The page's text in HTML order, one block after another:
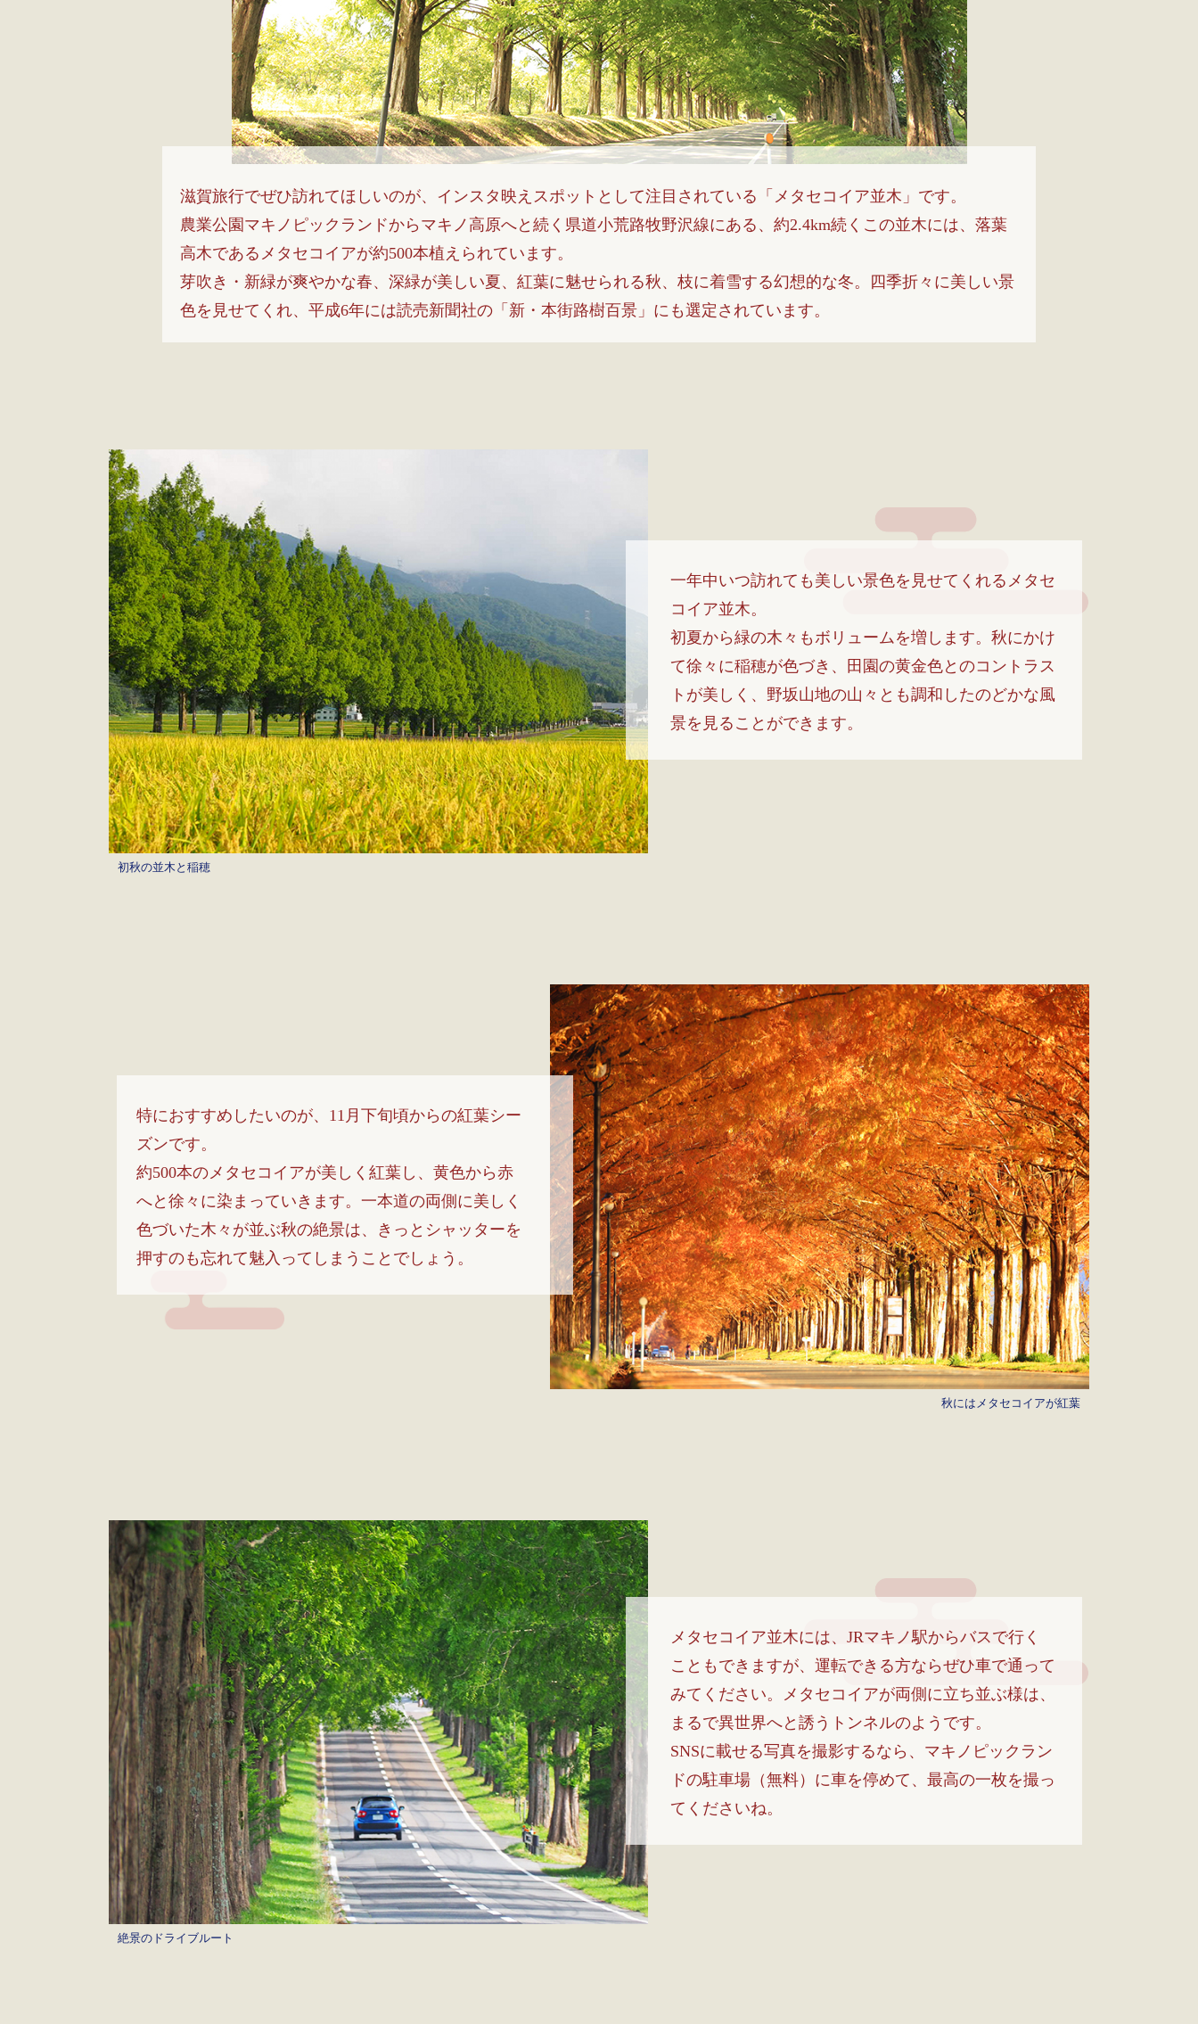
滋賀旅行でぜひ訪れてほしいのが、インスタ映えスポットとして注目されている「メタセコイア並木」です。
農業公園マキノピックランドからマキノ高原へと続く県道小荒路牧野沢線にある、約2.4km続くこの並木には、落葉
高木であるメタセコイアが約500本植えられています。
芽吹き・新緑が爽やかな春、深緑が美しい夏、紅葉に魅せられる秋、枝に着雪する幻想的な冬。四季折々に美しい景
色を見せてくれ、平成6年には読売新聞社の「新・本街路樹百景」にも選定されています。
初秋の並木と稲穂
一年中いつ訪れても美しい景色を見せてくれるメタセ
コイア並木。
初夏から緑の木々もボリュームを増します。秋にかけ
て徐々に稲穂が色づき、田園の黄金色とのコントラス
トが美しく、野坂山地の山々とも調和したのどかな風
景を見ることができます。
秋にはメタセコイアが紅葉
特におすすめしたいのが、11月下旬頃からの紅葉シー
ズンです。
約500本のメタセコイアが美しく紅葉し、黄色から赤
へと徐々に染まっていきます。一本道の両側に美しく
色づいた木々が並ぶ秋の絶景は、きっとシャッターを
押すのも忘れて魅入ってしまうことでしょう。
絶景のドライブルート
メタセコイア並木には、JRマキノ駅からバスで行く
こともできますが、運転できる方ならぜひ車で通って
みてください。メタセコイアが両側に立ち並ぶ様は、
まるで異世界へと誘うトンネルのようです。
SNSに載せる写真を撮影するなら、マキノピックラン
ドの駐車場（無料）に車を停めて、最高の一枚を撮っ
てくださいね。